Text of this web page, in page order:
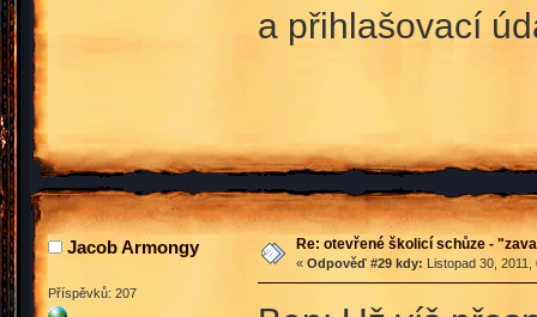
a přihlašovací
Jacob Armongy
Příspěvků: 207
Re: otevřené školicí schůze -
« Odpověď #29 kdy: Listopad 30,